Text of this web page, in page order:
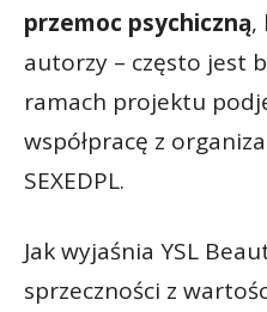
przemoc psychiczną,
autorzy – często jest
ramach projektu
współpracę z
SEXEDPL.
Jak wyjaśnia YSL
sprzeczności z